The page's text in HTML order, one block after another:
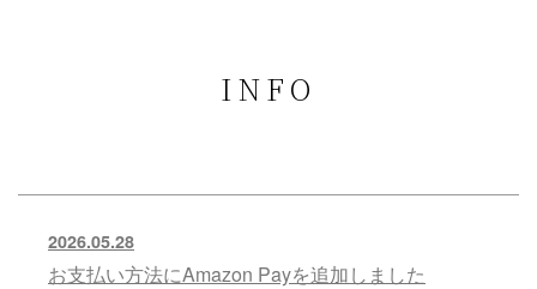
INFO
2026.05.28
お支払い方法にAmazon Payを追加しました